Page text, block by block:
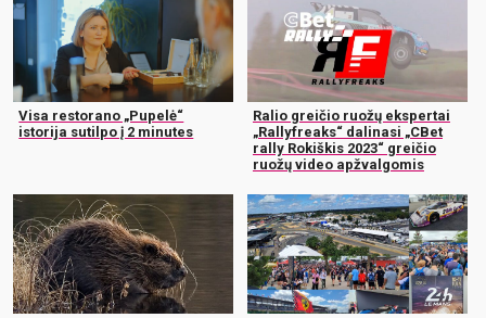
Visa restorano „Pupelė“
istorija sutilpo į 2 minutes
Ralio greičio ruožų ekspertai
„Rallyfreaks“ dalinasi „CBet
rally Rokiškis 2023“ greičio
ruožų video apžvalgomis